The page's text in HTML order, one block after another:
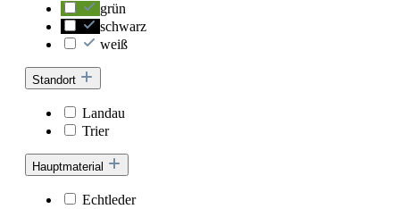
grün
schwarz
weiß
Standort
Landau
Trier
Hauptmaterial
Echtleder